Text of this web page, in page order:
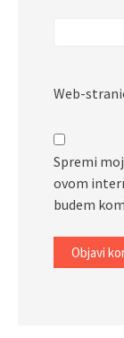
Web-
Spremi
ovom
budem